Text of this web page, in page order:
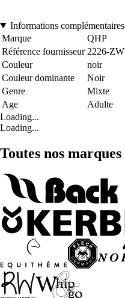
Informations complémentaires
Marque
QHP
Référence fournisseur 2226-ZW
Couleur
noir
Couleur dominante
Noir
Genre
Mixte
Age
Adulte
Loading...
Loading...
Toutes nos marques